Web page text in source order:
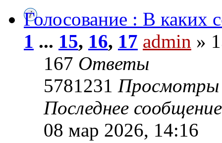
Голосование : В каких
1 ... 15, 16, 17 admin »
167 Ответы
5781231 Просмотры
Последнее
08 мар 2026, 14:16